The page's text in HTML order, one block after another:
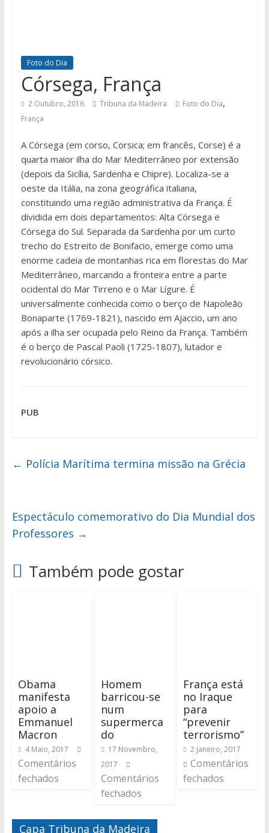
Foto do Dia
Córsega, França
2 Outubro, 2016 Tribuna da Madeira Foto do Dia,
França
A Córsega (em corso, Corsica; em francês, Corse) é a
quarta maior ilha do Mar Mediterrâneo por extensão
(depois da Sicília, Sardenha e Chipre). Localiza-se a
oeste da Itália, na zona geográfica italiana,
constituindo uma região administrativa da França. É
dividida em dois departamentos: Alta Córsega e
Córsega do Sul. Separada da Sardenha por um curto
trecho do Estreito de Bonifacio, emerge como uma
enorme cadeia de montanhas rica em florestas do Mar
Mediterrâneo, marcando a fronteira entre a parte
ocidental do Mar Tirreno e o Mar Lígure. É
universalmente conhecida como o berço de Napoleão
Bonaparte (1769-1821), nascido em Ajaccio, um ano
após a ilha ser ocupada pelo Reino da França. Também
é o berço de Pascal Paoli (1725-1807), lutador e
revolucionário córsico.
PUB
← Polícia Marítima termina missão na Grécia
Espectáculo comemorativo do Dia Mundial dos
Professores →
Também pode gostar
Obama
manifesta
apoio a
Emmanuel
Macron
4 Maio, 2017
Comentários
fechados
Homem
barricou-se
num
supermerca
do
17 Novembro,
2017
Comentários
fechados
França está
no Iraque
para
“prevenir
terrorismo”
2 Janeiro, 2017
Comentários
fechados
Capa Tribuna da Madeira